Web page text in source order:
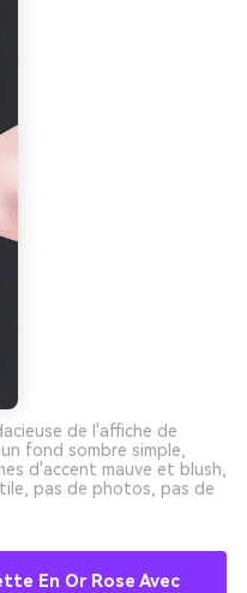
de l'affiche de
fond sombre simple,
d'accent mauve et blush,
pas de photos, pas de
En Or Rose Avec